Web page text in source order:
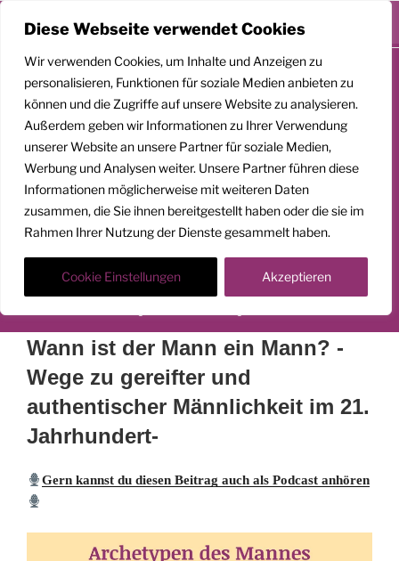
Diese Webseite verwendet Cookies
Wir verwenden Cookies, um Inhalte und Anzeigen zu
personalisieren, Funktionen für soziale Medien anbieten zu
können und die Zugriffe auf unsere Website zu analysieren.
Außerdem geben wir Informationen zu Ihrer Verwendung
unserer Website an unsere Partner für soziale Medien,
Werbung und Analysen weiter. Unsere Partner führen diese
Informationen möglicherweise mit weiteren Daten
zusammen, die Sie ihnen bereitgestellt haben oder die sie im
Rahmen Ihrer Nutzung der Dienste gesammelt haben.
Cookie Einstellungen Akzeptieren
Zum
springen
GEMEINSAM
AUFSTEIGEN
Klarheit. Präsenz. Befreiung.
Transformationscoach | Architekt der Befreiung
Menü
Wann ist der Mann ein Mann? -
Wege zu gereifter und
authentischer Männlichkeit im 21.
Jahrhundert-
Gern kannst du diesen Beitrag auch als Podcast anhören